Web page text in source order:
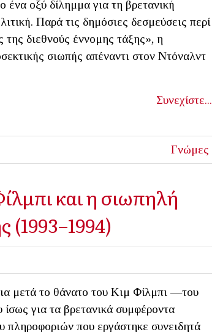
ένα οξύ δίλημμα για τη βρετανική
Παρά τις δημόσιες δεσμεύσεις περί
της διεθνούς έννομης τάξης», η
σιωπής απέναντι στον Ντόναλντ
Συνεχίστε...
Γνώμες
και η σιωπηλή
(1993–1994)
μετά το θάνατο του Κιμ Φίλμπι —του
ίσως για τα βρετανικά συμφέροντα
πληροφοριών που εργάστηκε συνειδητά